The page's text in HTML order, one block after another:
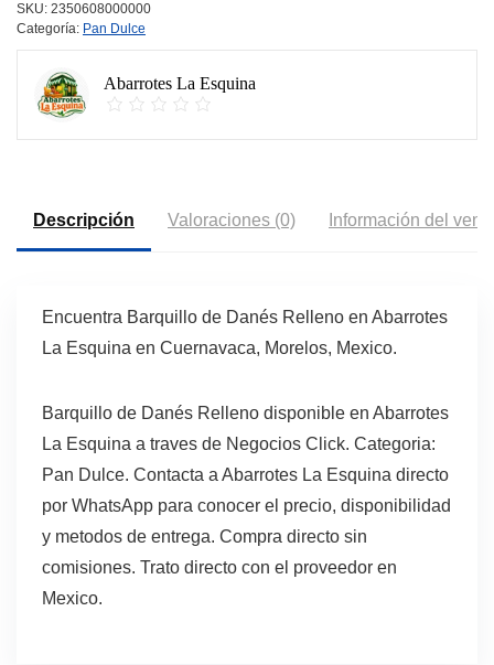
SKU: 2350608000000
Categoría: Pan Dulce
Abarrotes La Esquina
Descripción Valoraciones (0) Información del
Encuentra Barquillo de Danés Relleno en Abarrotes
La Esquina en Cuernavaca, Morelos, Mexico.
Barquillo de Danés Relleno disponible en Abarrotes
La Esquina a traves de Negocios Click. Categoria:
Pan Dulce. Contacta a Abarrotes La Esquina directo
por WhatsApp para conocer el precio, disponibilidad
y metodos de entrega. Compra directo sin
comisiones. Trato directo con el proveedor en
Mexico.